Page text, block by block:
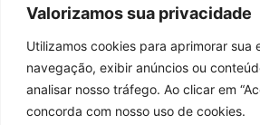
Valorizamos sua privacidade
Utilizamos cookies para aprimorar sua
navegação, exibir anúncios ou
analisar nosso tráfego. Ao clicar em
concorda com nosso uso de cookies.
REDES SOCIAIS